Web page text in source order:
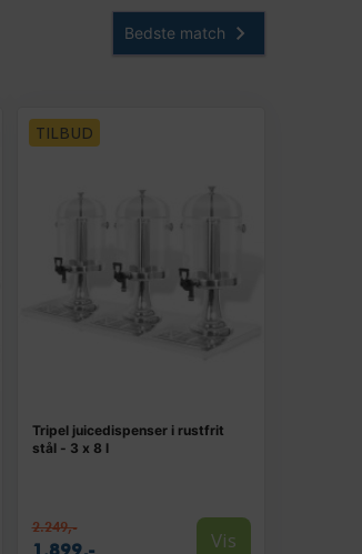
TILBUD
Tripel juicedispenser i rustfrit
stål - 3 x 8 l
2.249,-
1.899,- Vis